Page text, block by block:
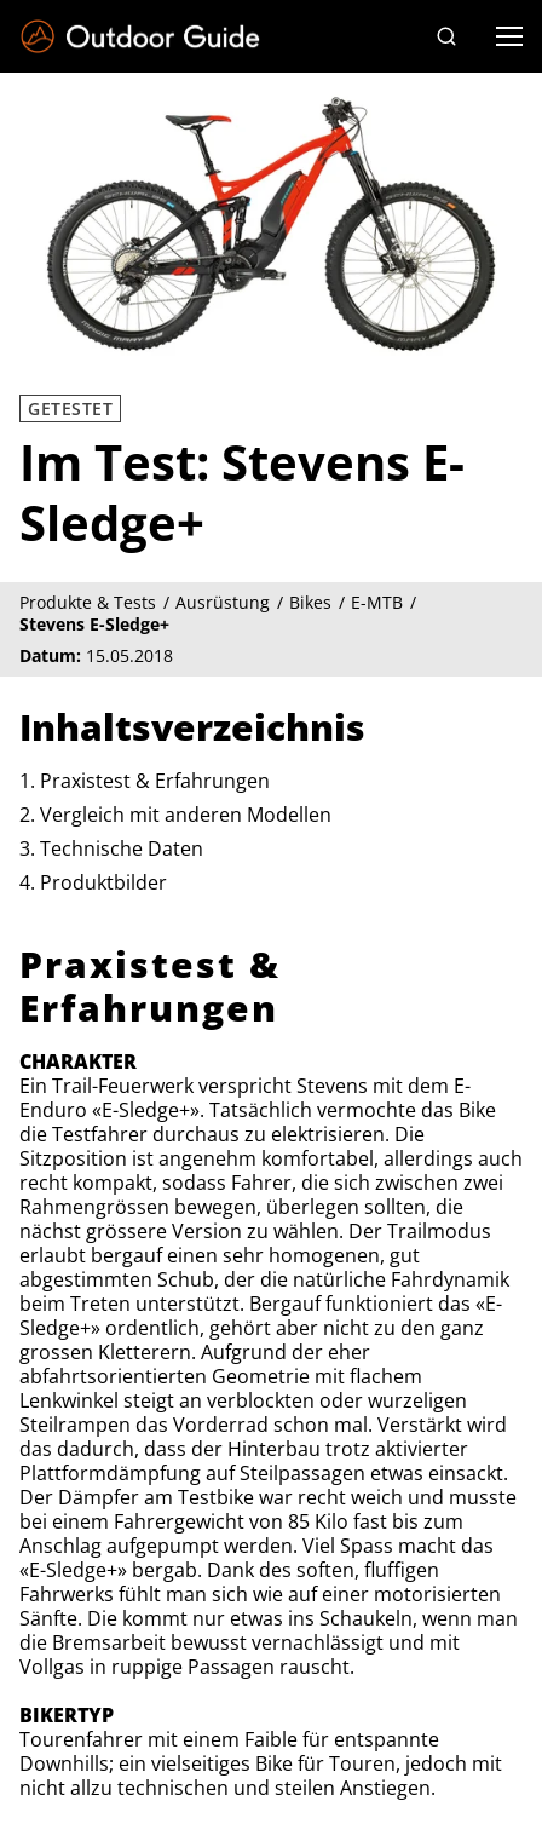
GETESTET
Im Test: Stevens E-
Sledge+
Produkte & Tests Ausrüstung Bikes
E-MTB
Stevens E-Sledge+
Datum: 15.05.2018
Inhaltsverzeichnis
Praxistest & Erfahrungen
Vergleich mit anderen Modellen
Technische Daten
Produktbilder
Praxistest &
Erfahrungen
CHARAKTER
Ein Trail-Feuerwerk verspricht Stevens mit dem E-
Enduro «E-Sledge+». Tatsächlich vermochte das Bike
die Testfahrer durchaus zu elektrisieren. Die
Sitzposition ist angenehm komfortabel, allerdings auch
recht kompakt, sodass Fahrer, die sich zwischen zwei
Rahmengrössen bewegen, überlegen sollten, die
nächst grössere Version zu wählen. Der Trailmodus
erlaubt bergauf einen sehr homogenen, gut
abgestimmten Schub, der die natürliche Fahrdynamik
beim Treten unterstützt. Bergauf funktioniert das «E-
Sledge+» ordentlich, gehört aber nicht zu den ganz
grossen Kletterern. Aufgrund der eher
abfahrtsorientierten Geometrie mit flachem
Lenkwinkel steigt an verblockten oder wurzeligen
Steilrampen das Vorderrad schon mal. Verstärkt wird
das dadurch, dass der Hinterbau trotz aktivierter
Plattformdämpfung auf Steilpassagen etwas einsackt.
Der Dämpfer am Testbike war recht weich und musste
bei einem Fahrergewicht von 85 Kilo fast bis zum
Anschlag aufgepumpt werden. Viel Spass macht das
«E-Sledge+» bergab. Dank des soften, fluffigen
Fahrwerks fühlt man sich wie auf einer motorisierten
Sänfte. Die kommt nur etwas ins Schaukeln, wenn man
die Bremsarbeit bewusst vernachlässigt und mit
Vollgas in ruppige Passagen rauscht.
BIKERTYP
Tourenfahrer mit einem Faible für entspannte
Downhills; ein vielseitiges Bike für Touren, jedoch mit
nicht allzu technischen und steilen Anstiegen.
Drücken Sie die Eingabetaste zum Suchen